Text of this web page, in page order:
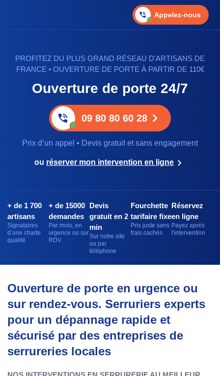
Appelez-nous
PROFITEZ DU PLUS GRAND RÉSEAU D'ARTISANS DE
FRANCE • OUVERTURE DE PORTE À PARTIR DE 110€
Ouverture de porte 24/7
09 80 80 60 28
Prix d’un appel • Devis gratuit et sans engagement
ou réserver mon intervention en ligne
+ de 1 700
artisans
Signataires
d’une charte
qualité
+ de 15000
demandes
Par mois, en
urgence ou sur
RDV
Devis
gratuit en 2
min
Sur notre site
ou par
téléphone
Fourchette
tarifaire fixe
Prix juste sans
frais cachés
Réservez
en ligne
Payez après
l'intervention
Ouverture de porte en urgence ou
sur rendez-vous. Serruriers experts
pour un dépannage rapide et
sécurisé par des entreprises de
serrureries locales